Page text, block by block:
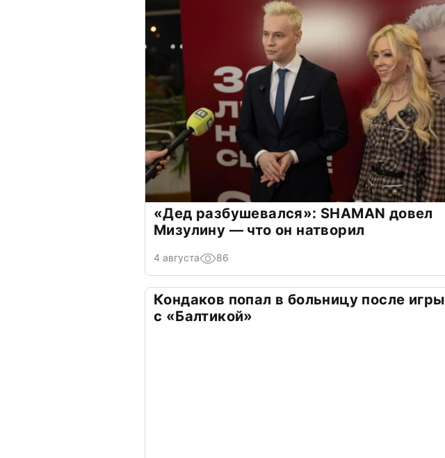
«Дед разбушевался»: SHAMAN довел
Мизулину — что он натворил
4 августа 86
Кондаков попал в больницу после игры
с «Балтикой»